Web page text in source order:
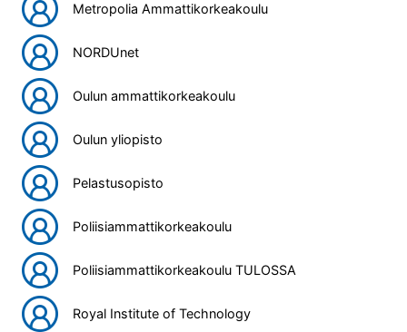
Metropolia Ammattikorkeakoulu
NORDUnet
Oulun ammattikorkeakoulu
Oulun yliopisto
Pelastusopisto
Poliisiammattikorkeakoulu
Poliisiammattikorkeakoulu TULOSSA
Royal Institute of Technology